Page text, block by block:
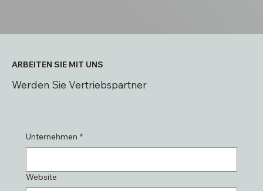
ARBEITEN SIE MIT UNS
Werden Sie Vertriebspartner
Unternehmen *
Website